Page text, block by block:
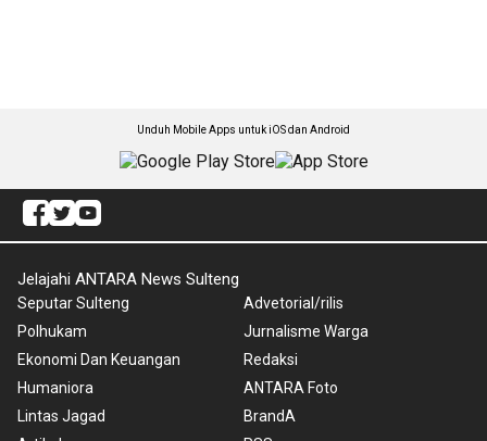
Unduh Mobile Apps untuk iOS dan Android
Jelajahi ANTARA News Sulteng
Seputar Sulteng
Polhukam
Ekonomi Dan Keuangan
Humaniora
Lintas Jagad
Advetorial/rilis
Jurnalisme Warga
Redaksi
ANTARA Foto
BrandA